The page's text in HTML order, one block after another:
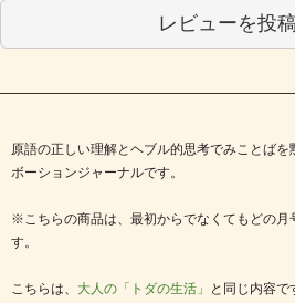
レビューを投
原語の正しい理解とヘブル的思考でみことば
ボーションジャーナルです。
※こちらの商品は、最初からでなくてもどの月
す。
こちらは、 大人の「トダの生活」
と同じ内容で